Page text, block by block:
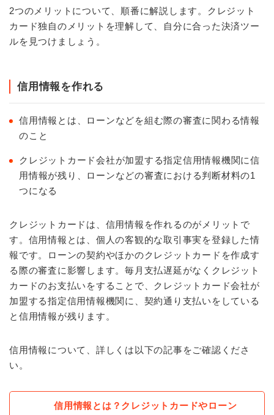
2つのメリットについて、順番に解説します。クレジット
カード独自のメリットを理解して、自分に合った決済ツー
ルを見つけましょう。
信用情報を作れる
信用情報とは、ローンなどを組む際の審査に関わる情報
のこと
クレジットカード会社が加盟する指定信用情報機関に信
用情報が残り、ローンなどの審査における判断材料の1
つになる
クレジットカードは、信用情報を作れるのがメリットで
す。信用情報とは、個人の客観的な取引事実を登録した情
報です。ローンの契約やほかのクレジットカードを作成す
る際の審査に影響します。毎月支払遅延がなくクレジット
カードのお支払いをすることで、クレジットカード会社が
加盟する指定信用情報機関に、契約通り支払いをしている
と信用情報が残ります。
信用情報について、詳しくは以下の記事をご確認くださ
い。
信用情報とは？クレジットカードやローン